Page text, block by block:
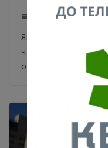
13.08.2020 0
Якби вибори до
часом, то найбільшу
отримала б партія